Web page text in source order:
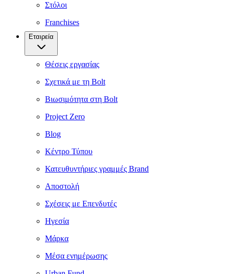
Στόλοι
Franchises
Εταιρεία
Θέσεις εργασίας
Σχετικά με τη Bolt
Βιωσιμότητα στη Bolt
Project Zero
Blog
Κέντρο Τύπου
Κατευθυντήριες γραμμές Brand
Αποστολή
Σχέσεις με Επενδυτές
Ηγεσία
Μάρκα
Μέσα ενημέρωσης